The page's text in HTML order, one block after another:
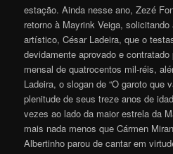
estação. Ainda nesse ano, Zezé
retorno à Mayrink Veiga,
artístico, César Ladeira, que o
devidamente aprovado e
mensal de quatrocentos mil-réis,
Ladeira, o slogan de “O garoto que
plenitude de seus treze anos de
vezes ao lado da maior estrela da
mais nada menos que Cármen
Albertinho parou de cantar em